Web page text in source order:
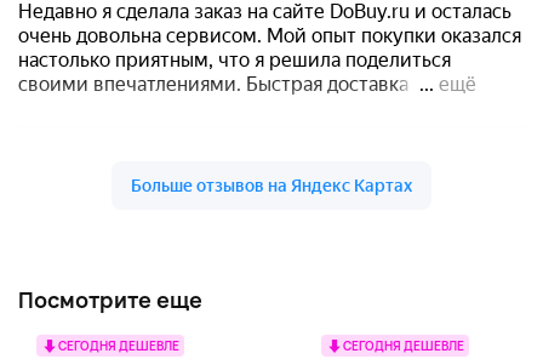
Посмотрите еще
СЕГОДНЯ ДЕШЕВЛЕ СЕГОДНЯ ДЕШЕВЛЕ